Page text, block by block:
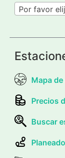
Por favor
Mapa
Precios
Buscar